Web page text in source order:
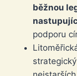
běžnou
podporu